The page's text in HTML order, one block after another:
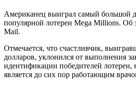
Американец выиграл самый большой
популярной лотереи Mega Millions. Об
Mail.
Отмечается, что счастливчик,
долларов, уклонился от выполнения
идентификации победителей лотереи,
является до сих пор работающим